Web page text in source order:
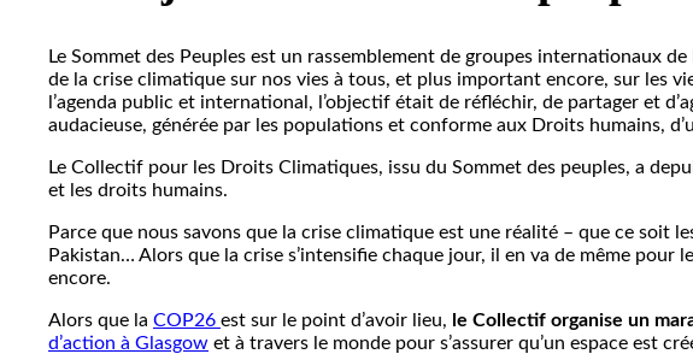
Le Sommet des Peuples est un rassemblement de groupes internationaux
de la crise climatique sur nos vies à tous, et plus important encore, sur les
l’agenda public et international, l’objectif était de réfléchir, de partager et
audacieuse, générée par les populations et conforme aux Droits humains,
Le Collectif pour les Droits Climatiques, issu du Sommet des peuples, a
et les droits humains.
Parce que nous savons que la crise climatique est une réalité – que ce soit
Pakistan… Alors que la crise s’intensifie chaque jour, il en va de même
encore.
Alors que la COP26 est sur le point d’avoir lieu, le Collectif organise un
d’action à Glasgow et à travers le monde pour s’assurer qu’un espace est